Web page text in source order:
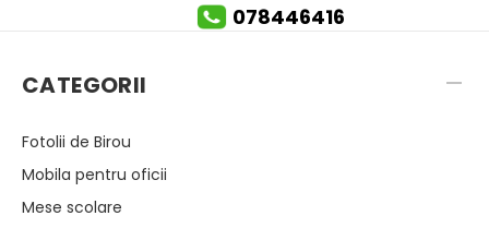
078446416
CATEGORII
Fotolii de Birou
Mobila pentru oficii
Mese scolare